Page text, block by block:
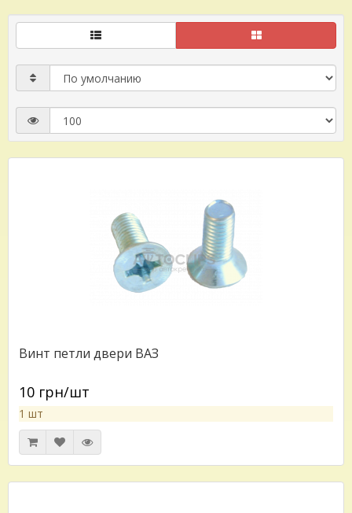
Винт петли двери ВАЗ
10 грн/шт
1 шт